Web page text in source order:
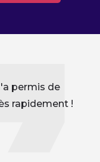
permis de
rapidement !